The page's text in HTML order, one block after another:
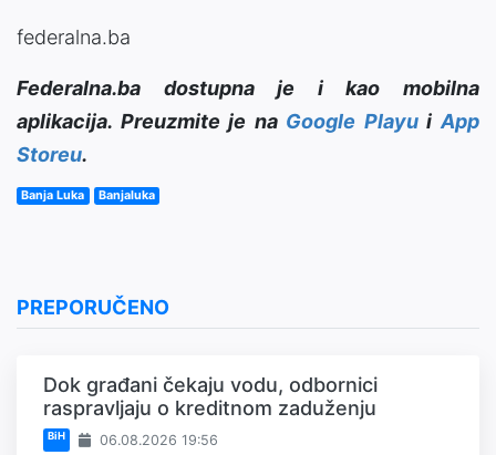
federalna.ba
Federalna.ba dostupna je i kao mobilna
aplikacija. Preuzmite je na Google PlayuiApp
Storeu.
Banja Luka Banjaluka
PREPORUČENO
Dok građani čekaju vodu, odbornici
raspravljaju o kreditnom zaduženju
BiH 06.08.2026 19:56